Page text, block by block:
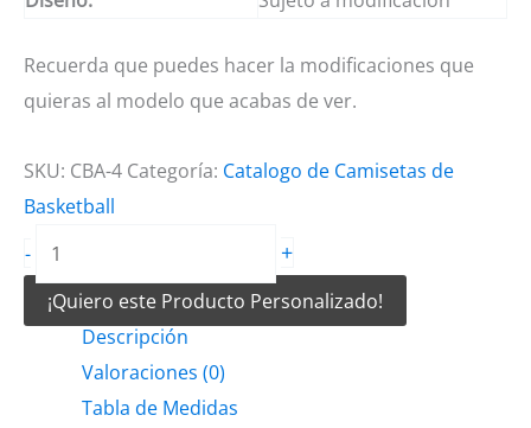
Recuerda que puedes hacer la modificaciones que
quieras al modelo que acabas de ver.
SKU: CBA-4 Categoría: Catalogo de Camisetas de
Basketball
-
Camiseta
de
Basketball
Rayas
+
¡Quiero este Producto Personalizado!
Descripción
Valoraciones (0)
Tabla de Medidas